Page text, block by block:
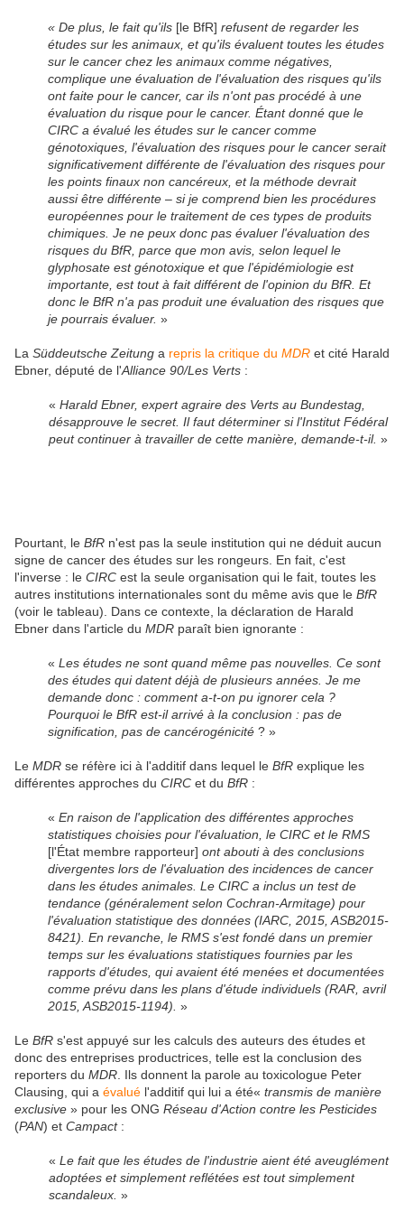
« De plus, le fait qu'ils [le BfR] refusent de regarder les
études sur les animaux, et qu'ils évaluent toutes les études
sur le cancer chez les animaux comme négatives,
complique une évaluation de l'évaluation des risques qu'ils
ont faite pour le cancer, car ils n'ont pas procédé à une
évaluation du risque pour le cancer. Étant donné que le
CIRC a évalué les études sur le cancer comme
génotoxiques, l'évaluation des risques pour le cancer serait
significativement différente de l'évaluation des risques pour
les points finaux non cancéreux, et la méthode devrait
aussi être différente – si je comprend bien les procédures
européennes pour le traitement de ces types de produits
chimiques. Je ne peux donc pas évaluer l'évaluation des
risques du BfR, parce que mon avis, selon lequel le
glyphosate est génotoxique et que l'épidémiologie est
importante, est tout à fait différent de l'opinion du BfR. Et
donc le BfR n'a pas produit une évaluation des risques que
je pourrais évaluer. »
La Süddeutsche Zeitung a repris la critique du MDR et cité Harald
Ebner, député de l'Alliance 90/Les Verts :
«Harald Ebner, expert agraire des Verts au Bundestag,
désapprouve le secret. Il faut déterminer si l'Institut Fédéral
peut continuer à travailler de cette manière, demande-t-il. »
Pourtant, le BfR n'est pas la seule institution qui ne déduit aucun
signe de cancer des études sur les rongeurs. En fait, c'est
l'inverse : le CIRC est la seule organisation qui le fait, toutes les
autres institutions internationales sont du même avis que le BfR
(voir le tableau). Dans ce contexte, la déclaration de Harald
Ebner dans l'article du MDR paraît bien ignorante :
«Les études ne sont quand même pas nouvelles. Ce sont
des études qui datent déjà de plusieurs années. Je me
demande donc : comment a-t-on pu ignorer cela ?
Pourquoi le BfR est-il arrivé à la conclusion : pas de
signification, pas de cancérogénicité ? »
Le MDR se réfère ici à l'additif dans lequel le BfR explique les
différentes approches du CIRC et du BfR :
«En raison de l'application des différentes approches
statistiques choisies pour l'évaluation, le CIRC et le RMS
[l'État membre rapporteur] ont abouti à des conclusions
divergentes lors de l'évaluation des incidences de cancer
dans les études animales. Le CIRC a inclus un test de
tendance (généralement selon Cochran-Armitage) pour
l'évaluation statistique des données (IARC, 2015, ASB2015-
8421). En revanche, le RMS s'est fondé dans un premier
temps sur les évaluations statistiques fournies par les
rapports d'études, qui avaient été menées et documentées
comme prévu dans les plans d'étude individuels (RAR, avril
2015, ASB2015-1194).»
Le BfR s'est appuyé sur les calculs des auteurs des études et
donc des entreprises productrices, telle est la conclusion des
reporters du MDR . Ils donnent la parole au toxicologue Peter
Clausing, qui a évalué l'additif qui lui a été« transmis de manière
exclusive » pour les ONG Réseau d'Action contre les Pesticides
(PAN) et Campact :
«Le fait que les études de l'industrie aient été aveuglément
adoptées et simplement reflétées est tout simplement
scandaleux.»